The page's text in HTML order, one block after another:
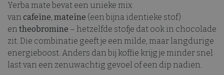
Yerba mate bevat een unieke mix
van cafeïne, mateïne (een bijna identieke stof)
en theobromine – hetzelfde stofje dat ook in chocolade
zit. Die combinatie geeft je een milde, maar langdurige
energieboost. Anders dan bij koffie krijg je minder snel
last van een zenuwachtig gevoel of een dip nadien.